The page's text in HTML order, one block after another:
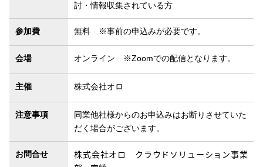
討・情報収集されている方
参加費 無料 ※事前の申込みが必要です。
会場 オンライン ※Zoomでの配信となります。
主催 株式会社オロ
注意事項
同業他社様からのお申込みはお断りさせていた
だく場合がございます。
お問合せ
株式会社オロ クラウドソリューション事業